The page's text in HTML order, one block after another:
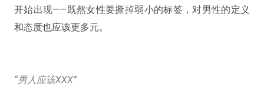
开始出现——既然女性要撕掉弱小的标签，对男性的定义
和态度也应该更多元。
“男人应该XXX”